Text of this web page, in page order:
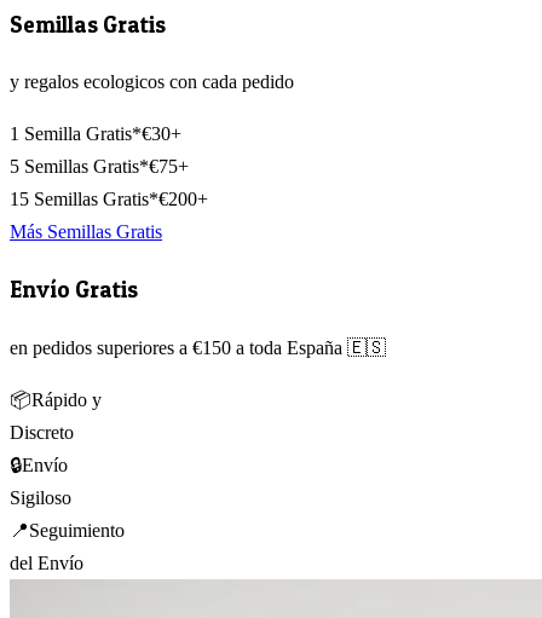
Semillas Gratis
y regalos ecologicos con cada pedido
1 Semilla Gratis*€30+
5 Semillas Gratis*€75+
15 Semillas Gratis*€200+
Más Semillas Gratis
Envío Gratis
en pedidos superiores a €150 a toda España 🇪🇸
📦Rápido y
Discreto
🔒Envío
Sigiloso
📍Seguimiento
del Envío